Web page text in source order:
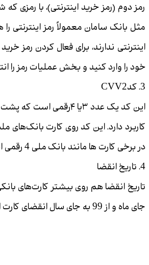
رمز دوم (رمز خرید اینترنتی)، با رمزی
مثل بانک سامان معمولاً رمز اینترنتی
اینترنتی ندارند، برای فعال کردن رمز
خود را وارد کنید و بخش عملیات رمز را
3. کدCVV2
این کد یک عدد ۳یا
در برخی کارت ها مانند بانک ملی 4 رقمی است.
4. تاریخ انقضا
جای ماه و از 99 به جای سال انقضای کارت استفاده کنید.